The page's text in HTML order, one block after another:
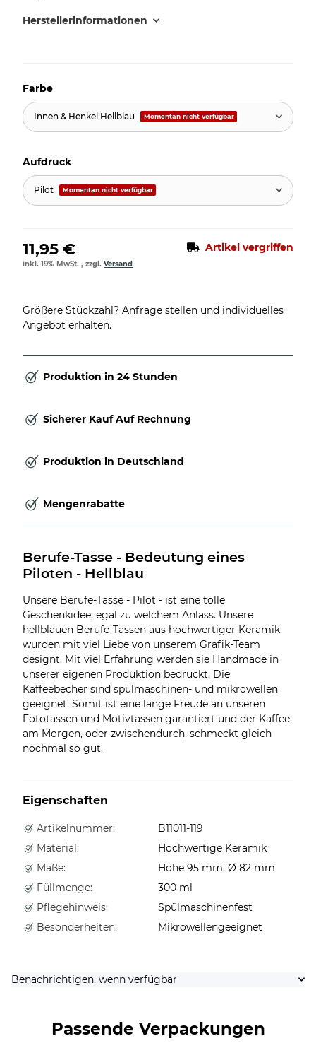
Herstellerinformationen
Farbe
Innen & Henkel Hellblau Momentan nicht verfügbar
Aufdruck
Pilot Momentan nicht verfügbar
11,95 € Artikel vergriffen
inkl. 19% MwSt. , zzgl. Versand
Größere Stückzahl? Anfrage stellen und individuelles
Angebot erhalten.
Produktion in 24 Stunden
Sicherer Kauf Auf Rechnung
Produktion in Deutschland
Mengenrabatte
Berufe-Tasse - Bedeutung eines
Piloten - Hellblau
Unsere Berufe-Tasse - Pilot - ist eine tolle
Geschenkidee, egal zu welchem Anlass. Unsere
hellblauen Berufe-Tassen aus hochwertiger Keramik
wurden mit viel Liebe von unserem Grafik-Team
designt. Mit viel Erfahrung werden sie Handmade in
unserer eigenen Produktion bedruckt. Die
Kaffeebecher sind spülmaschinen- und mikrowellen
geeignet. Somit ist eine lange Freude an unseren
Fototassen und Motivtassen garantiert und der Kaffee
am Morgen, oder zwischendurch, schmeckt gleich
nochmal so gut.
Eigenschaften
Artikelnummer:
B11011-119
Material:
Hochwertige Keramik
Maße:
Höhe 95 mm, Ø 82 mm
Füllmenge:
300 ml
Pflegehinweis:
Spülmaschinenfest
Besonderheiten:
Mikrowellengeeignet
Benachrichtigen, wenn verfügbar
Passende Verpackungen